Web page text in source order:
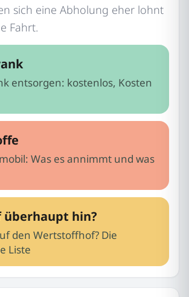
sich eine Abholung eher lohnt
Fahrt.
entsorgen: kostenlos, Kosten
Was es annimmt und was
überhaupt hin?
den Wertstoffhof? Die
Liste